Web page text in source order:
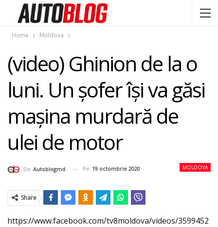
Home Moldova
(video) Ghinion de la o
luni. Un şofer îşi va găsi
maşina murdară de
ulei de motor
MOLDOVA
De Autoblogmd Pe 19 octombrie 2020
Share
https://www.facebook.com/tv8moldova/videos/3599452